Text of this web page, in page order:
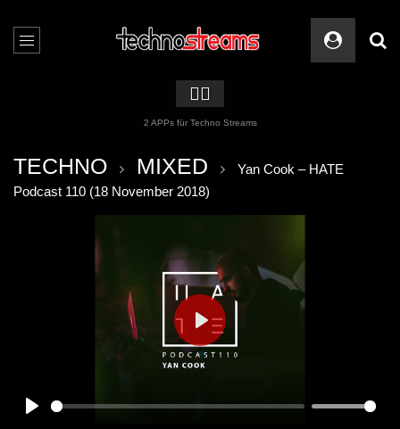
🏳️‍🌈
2 APPs für Techno Streams
TECHNO MIXED
Yan Cook – HATE
Podcast 110 (18 November 2018)
PLAY